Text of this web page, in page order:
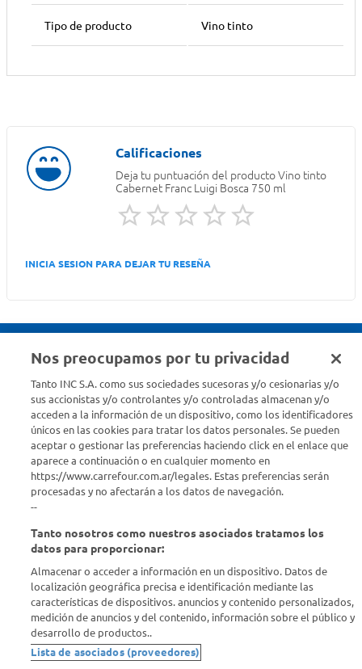
Tipo de producto Vino tinto
Deja tu puntuación del producto Vino tinto
Cabernet Franc Luigi Bosca 750 ml
INICIA SESION PARA DEJAR TU RESEÑA
Estamos para ayudarte
¿Tenés una consulta? Comunicate con nosotros acá
Descubrí Carrefour
Conocenos
Info útil
Comprá Online
Nos preocupamos por tu privacidad
Tanto INC S.A. como sus sociedades sucesoras y/o cesionarias y/o
sus accionistas y/o controlantes y/o controladas almacenan y/o
acceden a la información de un dispositivo, como los identificadores
únicos en las cookies para tratar los datos personales. Se pueden
aceptar o gestionar las preferencias haciendo click en el enlace que
aparece a continuación o en cualquier momento en
https://www.carrefour.com.ar/legales. Estas preferencias serán
procesadas y no afectarán a los datos de navegación.
--
Tanto nosotros como nuestros asociados tratamos los
datos para proporcionar:
Almacenar o acceder a información en un dispositivo. Datos de
localización geográfica precisa e identificación mediante las
características de dispositivos. anuncios y contenido personalizados,
medición de anuncios y del contenido, información sobre el público y
desarrollo de productos..
Lista de asociados (proveedores)